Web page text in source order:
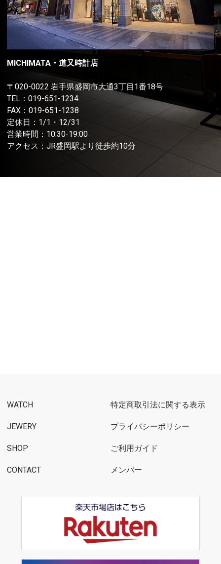
MICHIMATA・道又時計店
〒020-0022 岩手県盛岡市大通3丁目1番18号
TEL： 019-651-1234
FAX：019-651-1238
定休日：1/1・12/31
営業時間：10:30-19:00
アクセス：JR盛岡駅より徒歩約10分
WATCH
JEWERY
SHOP
CONTACT
特定商取引法に関する表示
プライバシーポリシー
ご利用ガイド
メンバー